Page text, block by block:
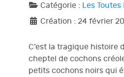
Catégorie : Les
Création : 24 février
C’est la tragique histoire
cheptel de cochons
petits cochons noirs qui